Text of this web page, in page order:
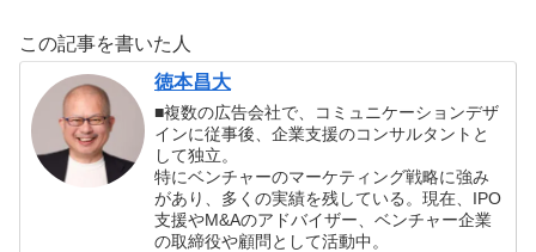
この記事を書いた人
徳本昌大
■複数の広告会社で、コミュニケーションデザ
インに従事後、企業支援のコンサルタントと
して独立。
特にベンチャーのマーケティング戦略に強み
があり、多くの実績を残している。現在、IPO
支援やM&Aのアドバイザー、ベンチャー企業
の取締役や顧問として活動中。